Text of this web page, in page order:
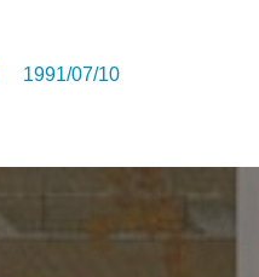
1991/07/10